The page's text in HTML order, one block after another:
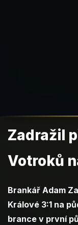
Zadražil
Votroků
Brankář Adam
Králové 3:1 na
brance v první